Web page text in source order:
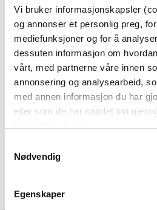
Vi bruker informasjonskapsler
og annonser et personlig preg,
mediefunksjoner og for å
dessuten informasjon om
vårt, med partnerne våre innen
annonsering og analysearbeid,
med annen informasjon du har
eller som de har samlet inn
Nødvendig
Egenskaper
alltid laveste prisog
tilbud!
BLI MEDLEM
Følg oss
sosiale